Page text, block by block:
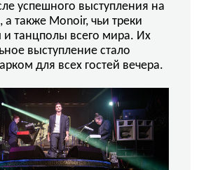
успешного выступления на
также Monoir, чьи треки
и танцполы всего мира. Их
выступление стало
для всех гостей вечера.